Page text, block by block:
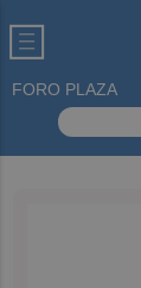
FORO PLAZA